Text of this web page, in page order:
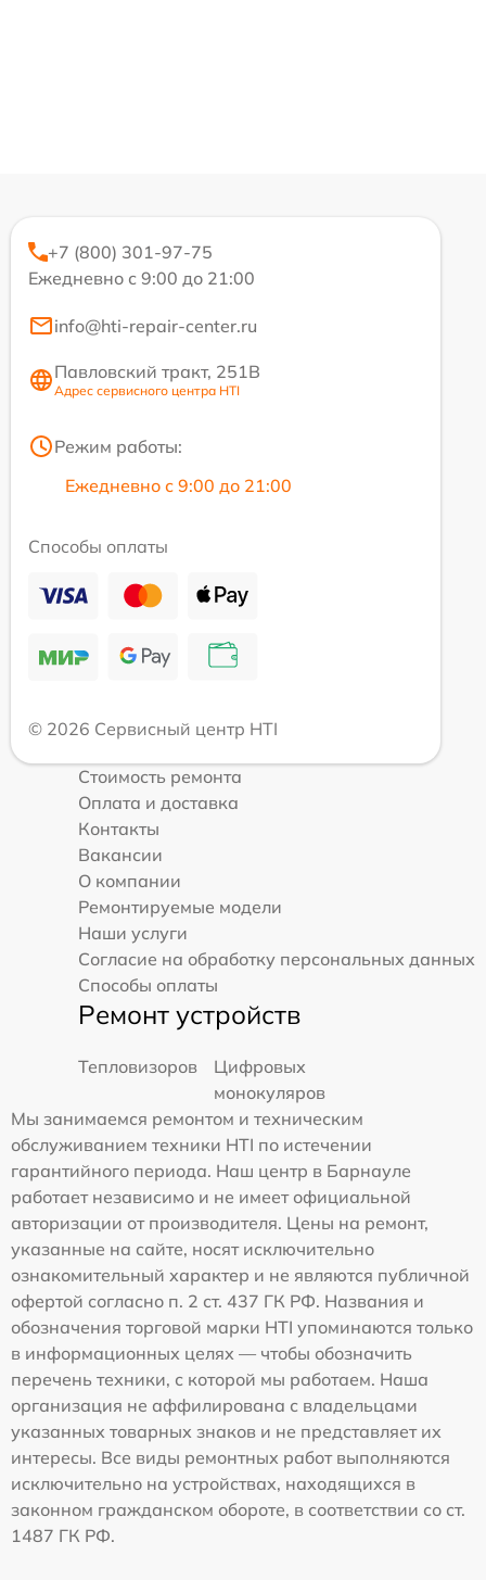
+7 (800) 301-97-75
Ежедневно с 9:00 до 21:00
info@hti-repair-center.ru
Павловский тракт, 251В
Адрес сервисного центра HTI
Режим работы:
Ежедневно с 9:00 до 21:00
Способы оплаты
© 2026 Сервисный центр HTI
Стоимость ремонта
Оплата и доставка
Контакты
Вакансии
О компании
Ремонтируемые модели
Наши услуги
Согласие на обработку персональных данных
Способы оплаты
Ремонт устройств
Тепловизоров
Цифровых
монокуляров
Мы занимаемся ремонтом и техническим
обслуживанием техники HTI по истечении
гарантийного периода. Наш центр в Барнауле
работает независимо и не имеет официальной
авторизации от производителя. Цены на ремонт,
указанные на сайте, носят исключительно
ознакомительный характер и не являются публичной
офертой согласно п. 2 ст. 437 ГК РФ. Названия и
обозначения торговой марки HTI упоминаются только
в информационных целях — чтобы обозначить
перечень техники, с которой мы работаем. Наша
организация не аффилирована с владельцами
указанных товарных знаков и не представляет их
интересы. Все виды ремонтных работ выполняются
исключительно на устройствах, находящихся в
законном гражданском обороте, в соответствии со ст.
1487 ГК РФ.